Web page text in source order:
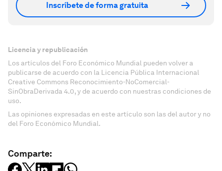
Inscríbete de forma gratuita
Licencia y republicación
Los artículos del Foro Económico Mundial pueden volver a
publicarse de acuerdo con la Licencia Pública Internacional
Creative Commons Reconocimiento-NoComercial-
SinObraDerivada 4.0, y de acuerdo con nuestras condiciones de
uso.
Las opiniones expresadas en este artículo son las del autor y no
del Foro Económico Mundial.
Comparte: